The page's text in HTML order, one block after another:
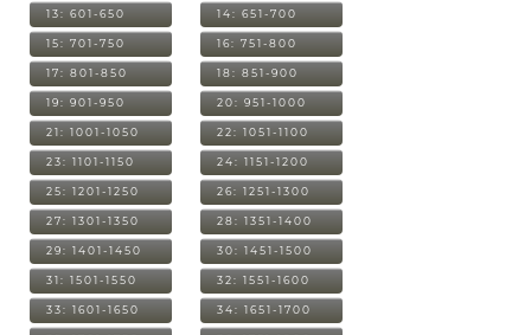
13: 601-650 14: 651-700
15: 701-750 16: 751-800
17: 801-850 18: 851-900
19: 901-950 20: 951-1000
21: 1001-1050 22: 1051-1100
23: 1101-1150 24: 1151-1200
25: 1201-1250 26: 1251-1300
27: 1301-1350 28: 1351-1400
29: 1401-1450 30: 1451-1500
31: 1501-1550 32: 1551-1600
33: 1601-1650 34: 1651-1700